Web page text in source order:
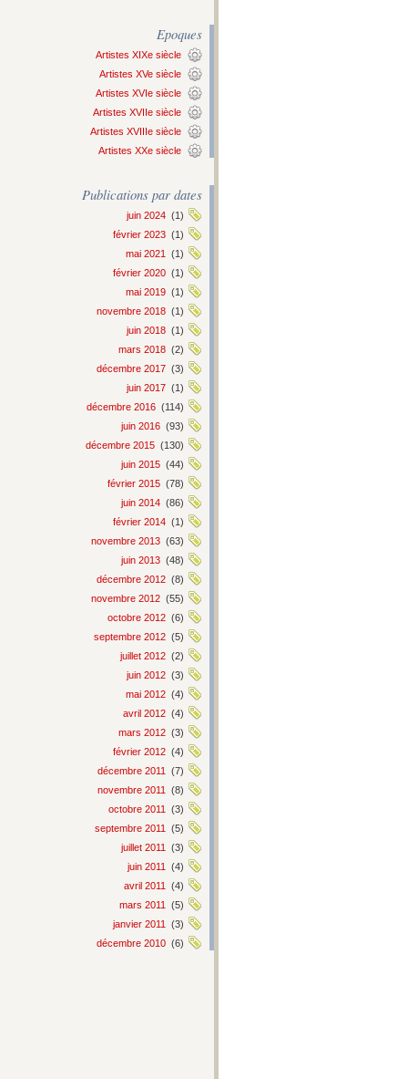
Epoques
Artistes XIXe siècle
Artistes XVe siècle
Artistes XVIe siècle
Artistes XVIIe siècle
Artistes XVIIIe siècle
Artistes XXe siècle
Publications par dates
juin 2024 (1)
février 2023 (1)
mai 2021
(1)
février 2020 (1)
mai 2019 (1)
novembre 2018 (1)
juin 2018 (1)
mars 2018 (2)
décembre 2017 (3)
juin 2017 (1)
décembre 2016 (114)
juin 2016 (93)
décembre 2015 (130)
juin 2015 (44)
février 2015 (78)
juin 2014 (86)
février 2014 (1)
novembre 2013 (63)
juin 2013 (48)
décembre 2012 (8)
novembre 2012 (55)
octobre 2012 (6)
septembre 2012 (5)
juillet 2012 (2)
juin 2012 (3)
mai 2012 (4)
avril 2012 (4)
mars 2012 (3)
février 2012 (4)
décembre 2011
(7)
novembre 2011
(8)
octobre 2011
(3)
septembre 2011
(5)
juillet 2011
(3)
juin 2011
(4)
avril 2011
(4)
mars 2011
(5)
janvier 2011
(3)
décembre 2010 (6)